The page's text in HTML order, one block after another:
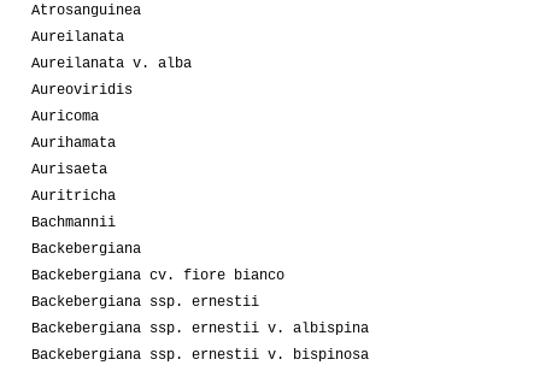
Atrosanguinea
Aureilanata
Aureilanata v. alba
Aureoviridis
Auricoma
Aurihamata
Aurisaeta
Auritricha
Bachmannii
Backebergiana
Backebergiana cv. fiore bianco
Backebergiana ssp. ernestii
Backebergiana ssp. ernestii v. albispina
Backebergiana ssp. ernestii v. bispinosa